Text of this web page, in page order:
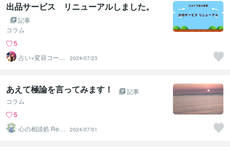
出品サービス リニューアルしました。
記事
コラム
5
占い×変容コー
チ KIKUちゃん
2024/07/23
あえて極論を言ってみます！
記事
コラム
5
心の相談処 Rep
os（るぽ）
2024/07/01